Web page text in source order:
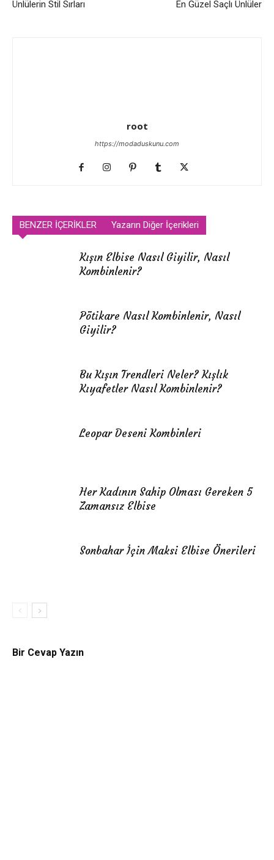
Ünlülerin Stil Sırları En Güzel Saçlı Ünlüler
root
https://modaduskunu.com
BENZER İÇERİKLER Yazarın Diğer İçerikleri
Kışın Elbise Nasıl Giyilir, Nasıl
Kombinlenir?
Pötikare Nasıl Kombinlenir, Nasıl
Giyilir?
Bu Kışın Trendleri Neler? Kışlık
Kıyafetler Nasıl Kombinlenir?
Leopar Deseni Kombinleri
Her Kadının Sahip Olması Gereken 5
Zamansız Elbise
Sonbahar İçin Maksi Elbise Önerileri
Bir Cevap Yazın